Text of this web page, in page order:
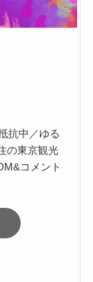
抗中／ゆる
の東京観光
コメント